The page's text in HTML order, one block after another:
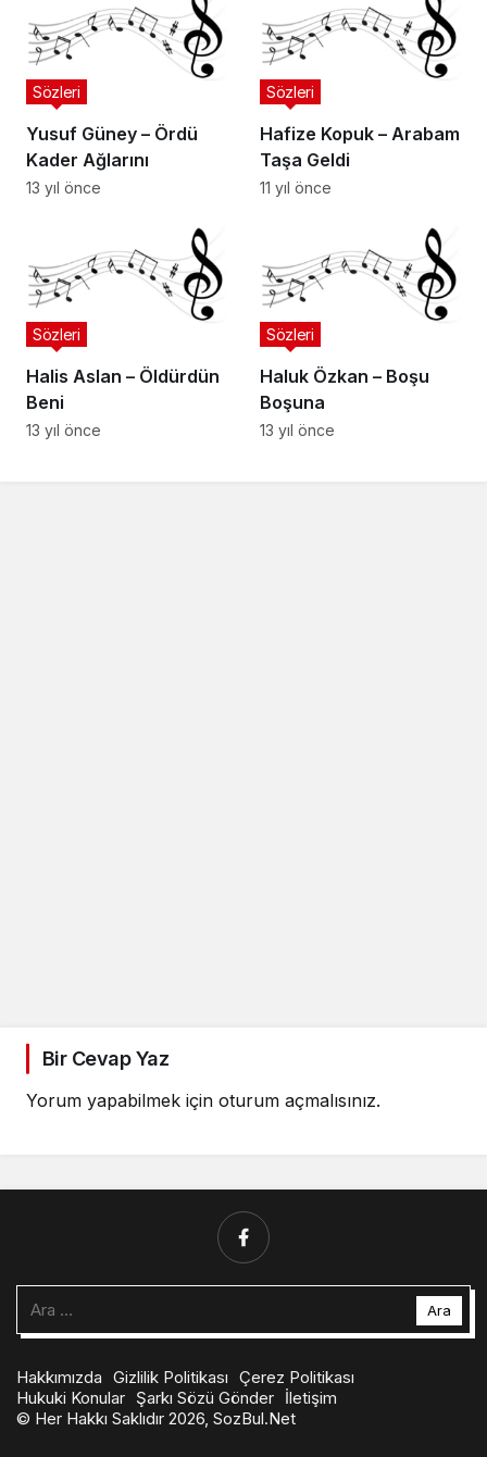
Yusuf Güney – Ördü
Kader Ağlarını
Sözleri
13 yıl önce
Hafize Kopuk – Arabam
Taşa Geldi
Sözleri
11 yıl önce
Halis Aslan – Öldürdün
Beni
Sözleri
13 yıl önce
Haluk Özkan – Boşu
Boşuna
Sözleri
13 yıl önce
Bir Cevap Yaz
Yorum yapabilmek için oturum açmalısınız.
Hakkımızda Gizlilik Politikası Çerez Politikası
Hukuki Konular Şarkı Sözü Gönder İletişim
© Her Hakkı Saklıdır 2026, SozBul.Net